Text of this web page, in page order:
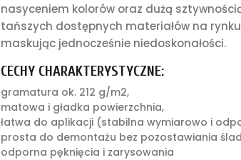
nasyceniem kolorów oraz dużą
tańszych dostępnych materiałów na
maskując jednocześnie niedoskonałości.
CECHY CHARAKTERYSTYCZNE:
gramatura ok. 212 g/m2,
matowa i gładka powierzchnia,
łatwa do aplikacji (stabilna wymiarowo i
prosta do demontażu bez pozostawiania
odporna pęknięcia i zarysowania